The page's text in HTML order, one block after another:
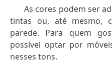
As cores podem ser
tintas ou, até mesmo,
parede. Para quem
possível optar por
nesses tons.